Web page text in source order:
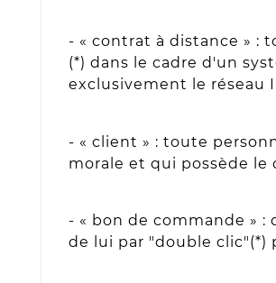
- « contrat à distance » :
(*) dans le cadre d'un
exclusivement le réseau
- « client » : toute
morale et qui possède
- « bon de commande »
de lui par "double clic"(*)